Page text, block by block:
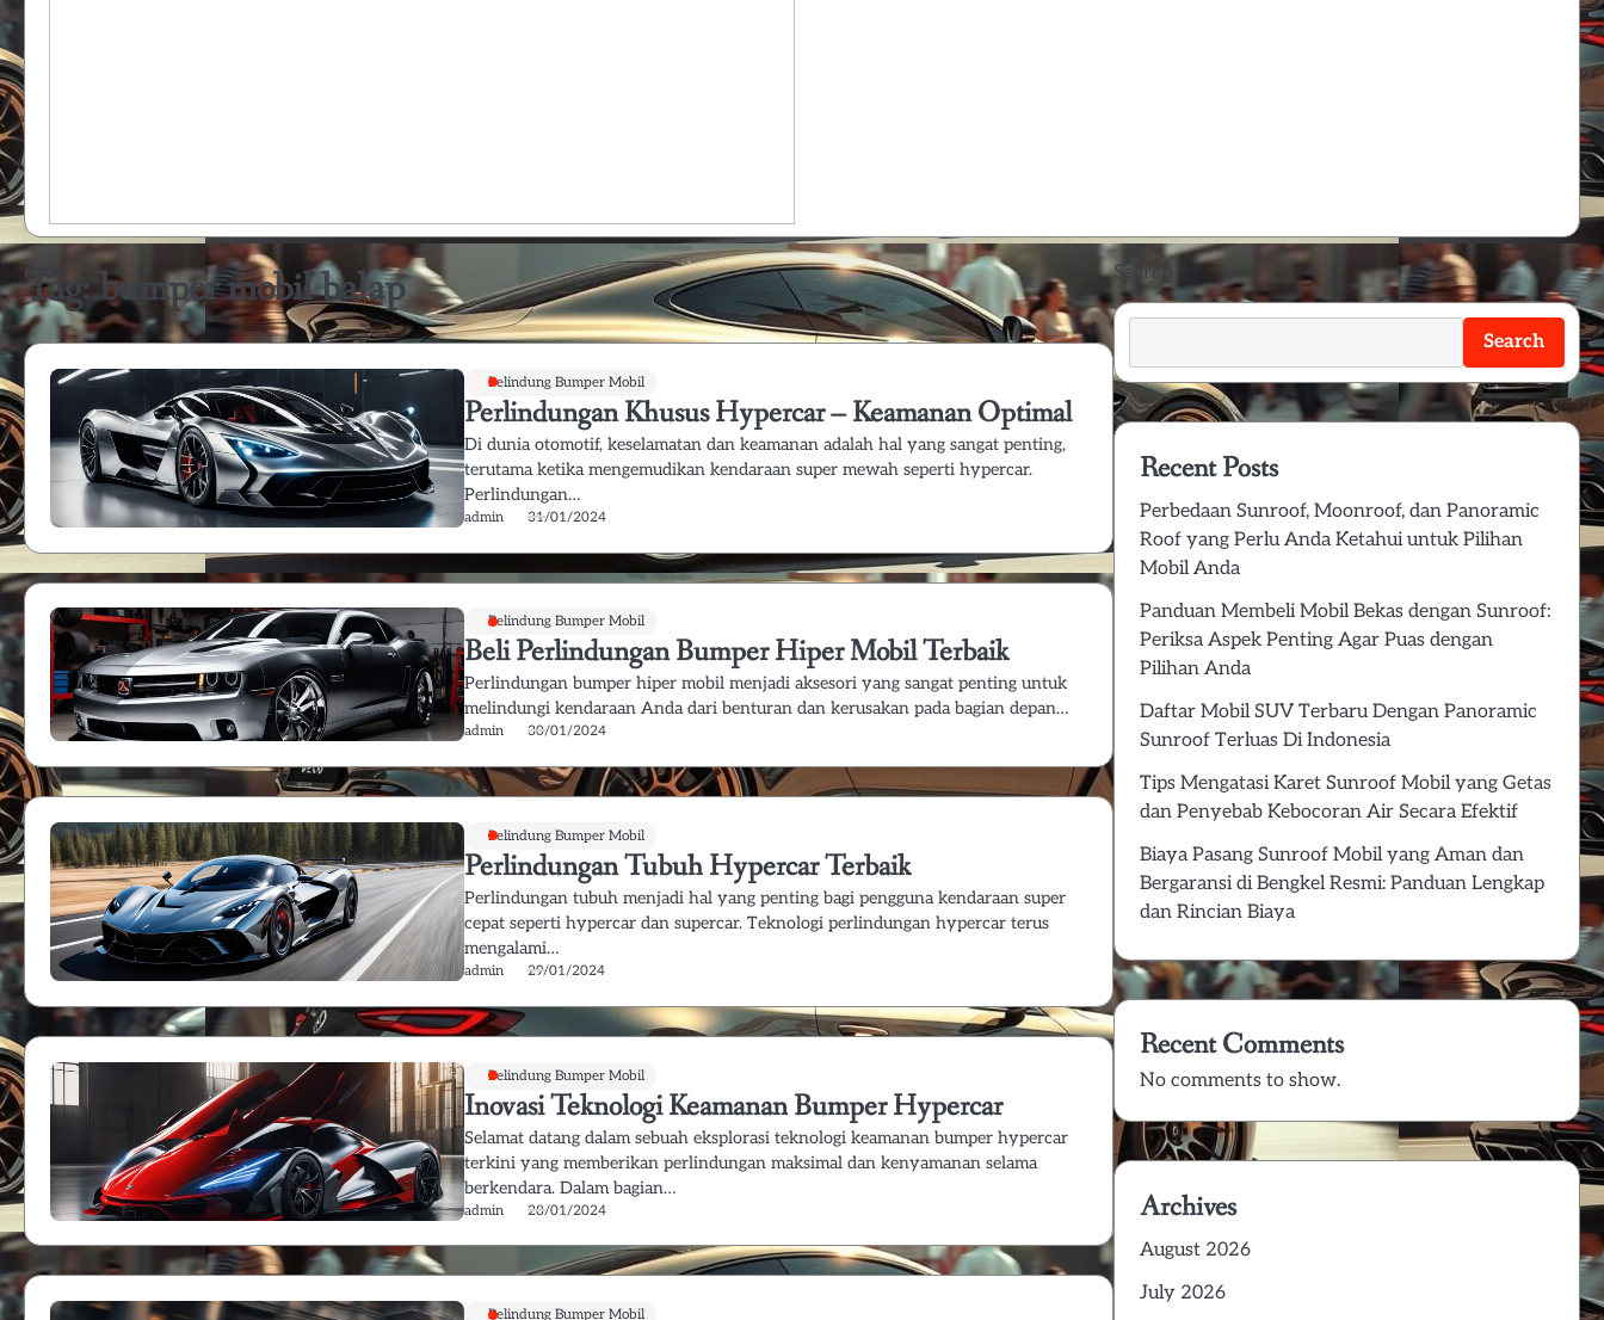
Tag:bumper mobil balap
Pelindung Bumper Mobil
Perlindungan Khusus Hypercar – Keamanan Optimal
Di dunia otomotif, keselamatan dan keamanan adalah hal yang sangat penting,
terutama ketika mengemudikan kendaraan super mewah seperti hypercar.
Perlindungan…
admin 31/01/2024
Pelindung Bumper Mobil
Beli Perlindungan Bumper Hiper Mobil Terbaik
Perlindungan bumper hiper mobil menjadi aksesori yang sangat penting untuk
melindungi kendaraan Anda dari benturan dan kerusakan pada bagian depan…
admin 30/01/2024
Pelindung Bumper Mobil
Perlindungan Tubuh Hypercar Terbaik
Perlindungan tubuh menjadi hal yang penting bagi pengguna kendaraan super
cepat seperti hypercar dan supercar. Teknologi perlindungan hypercar terus
mengalami…
admin 29/01/2024
Pelindung Bumper Mobil
Inovasi Teknologi Keamanan Bumper Hypercar
Selamat datang dalam sebuah eksplorasi teknologi keamanan bumper hypercar
terkini yang memberikan perlindungan maksimal dan kenyamanan selama
berkendara. Dalam bagian…
admin 28/01/2024
Pelindung Bumper Mobil
Search
Search
Recent Posts
Perbedaan Sunroof, Moonroof, dan Panoramic
Roof yang Perlu Anda Ketahui untuk Pilihan
Mobil Anda
Panduan Membeli Mobil Bekas dengan Sunroof:
Periksa Aspek Penting Agar Puas dengan
Pilihan Anda
Daftar Mobil SUV Terbaru Dengan Panoramic
Sunroof Terluas Di Indonesia
Tips Mengatasi Karet Sunroof Mobil yang Getas
dan Penyebab Kebocoran Air Secara Efektif
Biaya Pasang Sunroof Mobil yang Aman dan
Bergaransi di Bengkel Resmi: Panduan Lengkap
dan Rincian Biaya
Recent Comments
No comments to show.
Archives
August 2026
July 2026